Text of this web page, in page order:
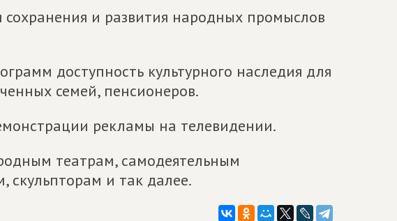
и развития народных промыслов
доступность культурного наследия для
семей, пенсионеров.
рекламы на телевидении.
театрам, самодеятельным
скульпторам и так далее.